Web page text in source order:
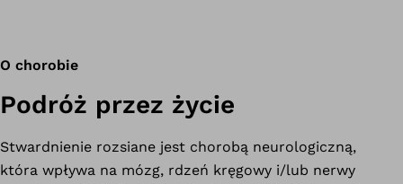
O chorobie
Podróż przez życie
Stwardnienie rozsiane jest chorobą neurologiczną,
która wpływa na mózg, rdzeń kręgowy i/lub nerwy